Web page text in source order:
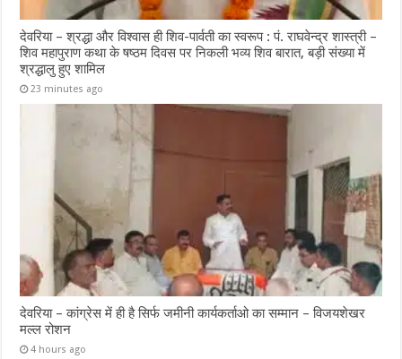
देवरिया – श्रद्धा और विश्वास ही शिव-पार्वती का स्वरूप : पं. राघवेन्द्र शास्त्री –
शिव महापुराण कथा के षष्ठम दिवस पर निकली भव्य शिव बारात, बड़ी संख्या में
श्रद्धालु हुए शामिल
23 minutes ago
देवरिया – कांग्रेस में ही है सिर्फ जमीनी कार्यकर्ताओ का सम्मान – विजयशेखर
मल्ल रोशन
4 hours ago